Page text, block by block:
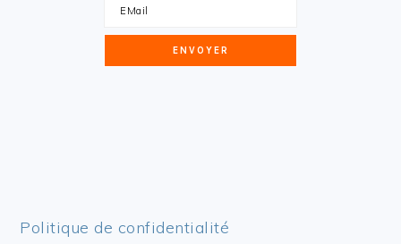
Politique de confidentialité